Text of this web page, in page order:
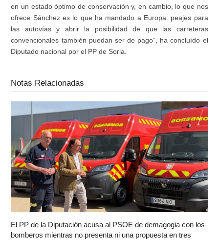
en un estado óptimo de conservación y, en cambio, lo que nos
ofrece Sánchez es lo que ha mandado a Europa: peajes para
las autovías y abrir la posibilidad de que las carreteras
convencionales también puedan ser de pago”, ha concluído el
Diputado nacional por el PP de Soria.
Notas Relacionadas
El PP de la Diputación acusa al PSOE de demagogia con los
bomberos mientras no presenta ni una propuesta en tres